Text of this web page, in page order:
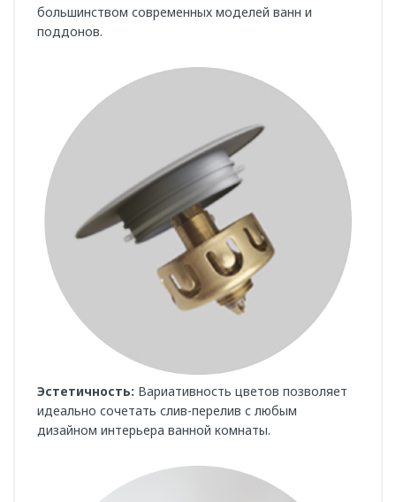
большинством современных моделей ванн и
поддонов.
Эстетичность: Вариативность цветов позволяет
идеально сочетать слив-перелив с любым
дизайном интерьера ванной комнаты.